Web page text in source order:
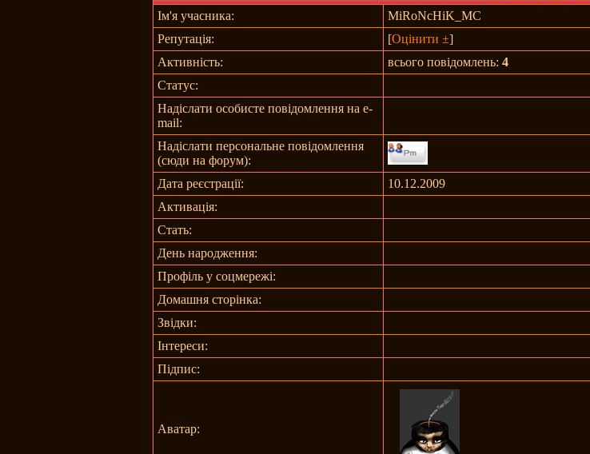
Ім'я учасника:
MiRoNcHiK_MC
Репутація:
[Оцінити ±]
Активність:
всього повідомлень:4
Статус:
Надіслати особисте повідомлення на e-
mail:
Надіслати персональне повідомлення
(сюди на форум):
Дата реєстрації:
10.12.2009
Активація:
Стать:
День народження:
Профіль у соцмережі:
Домашня сторінка:
Звідки:
Інтереси:
Підпис:
Аватар: